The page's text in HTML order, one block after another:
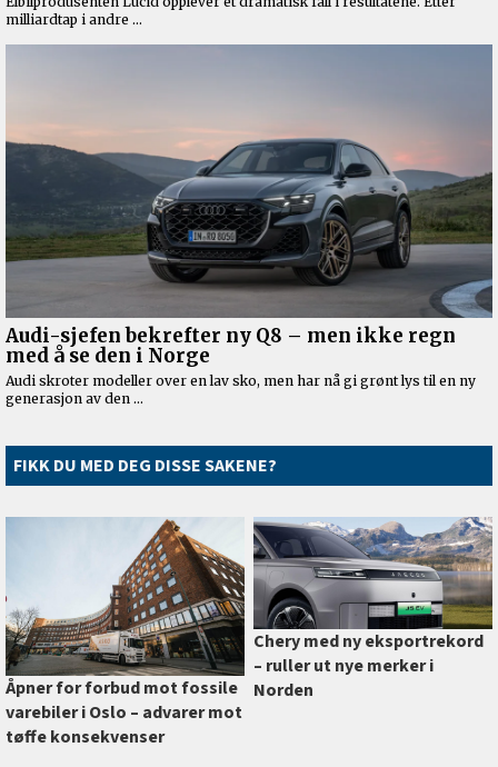
FIKK DU MED DEG DISSE SAKENE?
Åpner for forbud mot fossile
varebiler i Oslo –⁠ advarer mot
tøffe konsekvenser
Chery med ny eksportrekord
–⁠ ruller ut nye merker i
Norden